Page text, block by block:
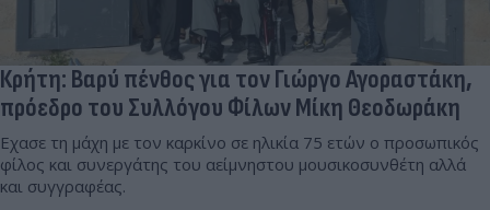
Κρήτη: Βαρύ πένθος για τον Γιώργο Αγοραστάκη,
πρόεδρο του Συλλόγου Φίλων Μίκη Θεοδωράκη
Εχασε τη μάχη με τον καρκίνο σε ηλικία 75 ετών ο προσωπικός
φίλος και συνεργάτης του αείμνηστου μουσικοσυνθέτη αλλά
και συγγραφέας.